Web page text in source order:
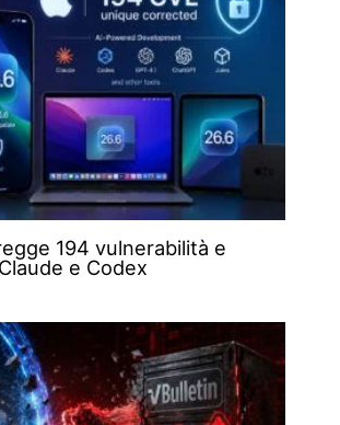
194 vulnerabilità e
e Codex